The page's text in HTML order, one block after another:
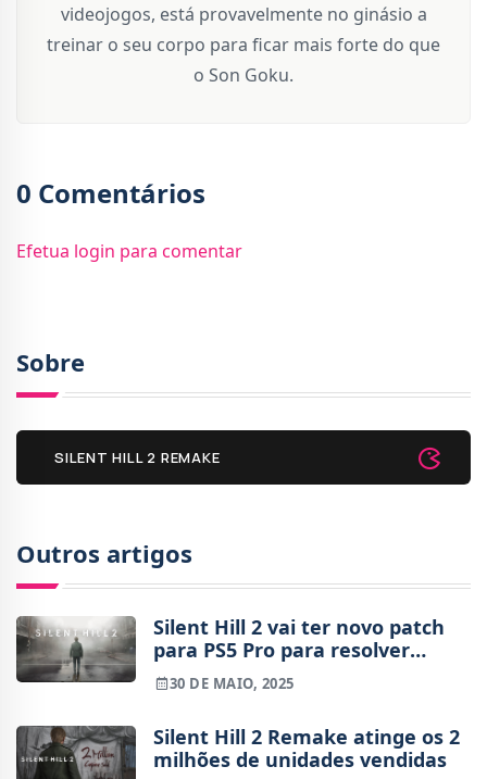
videojogos, está provavelmente no ginásio a
treinar o seu corpo para ficar mais forte do que
o Son Goku.
0 Comentários
Efetua login para comentar
Sobre
SILENT HILL 2 REMAKE
Outros artigos
Silent Hill 2 vai ter novo patch
para PS5 Pro para resolver
problemas
30 DE MAIO, 2025
Silent Hill 2 Remake atinge os 2
milhões de unidades vendidas